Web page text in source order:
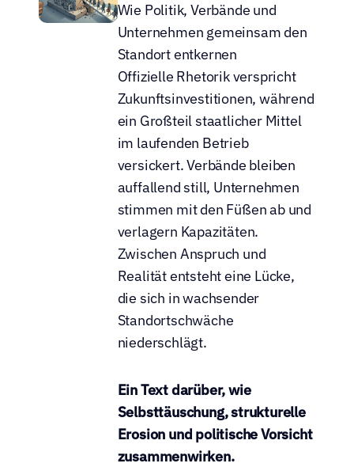
Wie Politik, Verbände und
Unternehmen gemeinsam den
Standort entkernen
Offizielle Rhetorik verspricht
Zukunftsinvestitionen, während
ein Großteil staatlicher Mittel
im laufenden Betrieb
versickert. Verbände bleiben
auffallend still, Unternehmen
stimmen mit den Füßen ab und
verlagern Kapazitäten.
Zwischen Anspruch und
Realität entsteht eine Lücke,
die sich in wachsender
Standortschwäche
niederschlägt.
Ein Text darüber, wie
Selbsttäuschung, strukturelle
Erosion und politische Vorsicht
zusammenwirken.